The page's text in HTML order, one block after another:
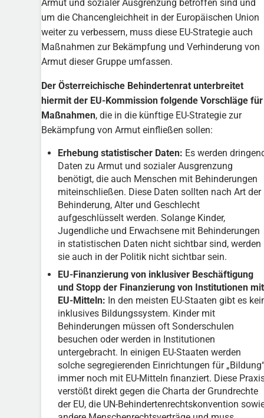
Armut und sozialer Ausgrenzung betroffen sind und
um die Chancengleichheit in der Europäischen Union
weiter zu verbessern, muss diese EU-Strategie auch
Maßnahmen zur Bekämpfung und Verhinderung von
Armut dieser Gruppe umfassen.
Der Österreichische Behindertenrat unterbreitet
hiermit der EU-Kommission folgende Vorschläge für
Maßnahmen, die in die künftige EU-Strategie zur
Bekämpfung von Armut einfließen sollen:
Erhebung statistischer Daten: Es werden
Daten zu Armut und sozialer Ausgrenzung
benötigt, die auch Menschen mit Behinderungen
miteinschließen. Diese Daten sollten nach Art der
Behinderung, Alter und Geschlecht
aufgeschlüsselt werden. Solange Kinder,
Jugendliche und Erwachsene mit Behinderungen
in statistischen Daten nicht sichtbar sind, werden
sie auch in der Politik nicht sichtbar sein.
EU-Finanzierung von inklusiver Beschäftigung
und Stopp der Finanzierung von Institutionen mit
EU-Mitteln: In den meisten EU-Staaten gibt es
inklusives Bildungssystem. Kinder mit
Behinderungen müssen oft Sonderschulen
besuchen oder werden in Institutionen
untergebracht. In einigen EU-Staaten werden
solche segregierenden Einrichtungen für
immer noch mit EU-Mitteln finanziert. Diese
verstößt direkt gegen die Charta der Grundrechte
der EU, die UN-Behindertenrechtskonvention